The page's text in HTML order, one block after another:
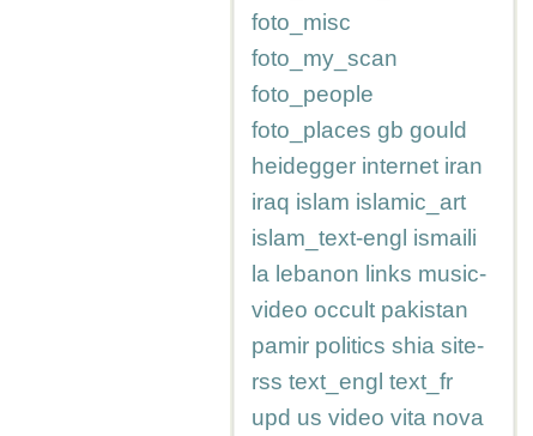
foto_misc
foto_my_scan
foto_people
foto_places gb gould
heidegger internet iran
iraq islam islamic_art
islam_text-engl ismaili
la lebanon links music-
video occult pakistan
pamir politics shia site-
rss text_engl text_fr
upd us video vita nova